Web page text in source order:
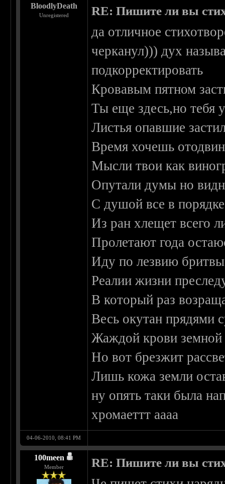
BloodlyDeath
Unregistered RE: Пишите ли вы
да отличное
черканул))) дух
подкорректировать
Кровавым пятном
Ты еще здесь,но тебя
Листья опавшие
Время хочешь
Мысли твои как
Опутали думы но
С душой все в
Из ран хлещет всего
Пролетают года
Иду по лезвию
Реалии жизни
В который раз
Весь окутан прядями
Жаждой крови земной
Но вот брезжит
Лишь кожа земли
ну опять таки была
хромаеттт аааа
04-06-2010, 08:41 PM
100meen
Member RE: Пишите ли вы